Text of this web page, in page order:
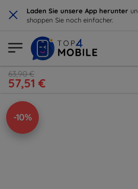
× Laden Sie unsere App herunter
shoppen Sie noch einfacher.
63,90 €
57,51 €
-10%